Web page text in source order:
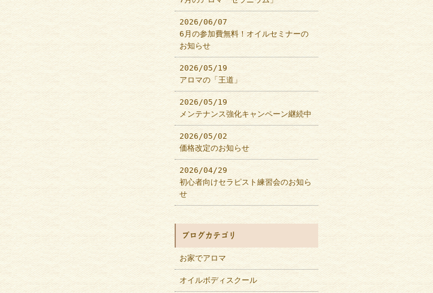
2026/06/07
6月の参加費無料！オイルセミナーの
お知らせ
2026/05/19
アロマの「王道」
2026/05/19
メンテナンス強化キャンペーン継続中
2026/05/02
価格改定のお知らせ
2026/04/29
初心者向けセラピスト練習会のお知ら
せ
ブログカテゴリ
お家でアロマ
オイルボディスクール